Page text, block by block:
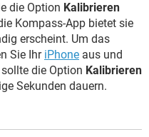
die Option Kalibrieren
Kompass-App bietet sie
erscheint. Um das
Sie Ihr iPhone aus und
die Option Kalibrieren
Sekunden dauern.